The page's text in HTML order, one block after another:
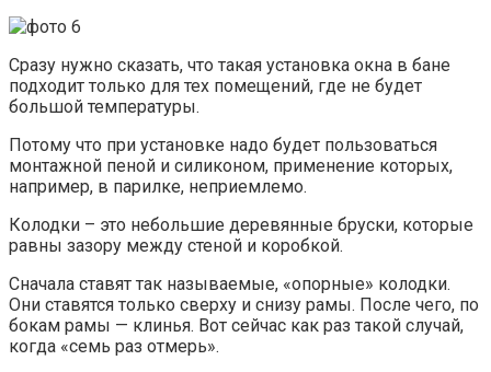
Сразу нужно сказать, что такая установка окна в бане
подходит только для тех помещений, где не будет
большой температуры.
Потому что при установке надо будет пользоваться
монтажной пеной и силиконом, применение которых,
например, в парилке, неприемлемо.
Колодки – это небольшие деревянные бруски, которые
равны зазору между стеной и коробкой.
Сначала ставят так называемые, «опорные» колодки.
Они ставятся только сверху и снизу рамы. После чего, по
бокам рамы — клинья. Вот сейчас как раз такой случай,
когда «семь раз отмерь».